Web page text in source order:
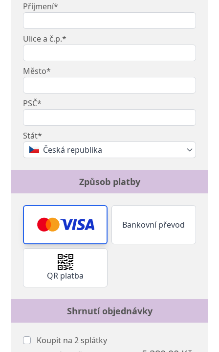
Příjmení*
Ulice a č.p.*
Město*
PSČ*
Stát*
Česká republika
Způsob platby
Bankovní převod
QR platba
Shrnutí objednávky
Koupit na2 splátky